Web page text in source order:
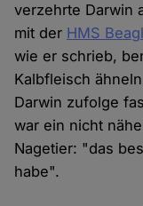
verzehrte Darwin
mit der HMS
wie er schrieb,
Kalbfleisch
Darwin zufolge
war ein nicht
Nagetier: "das
habe".